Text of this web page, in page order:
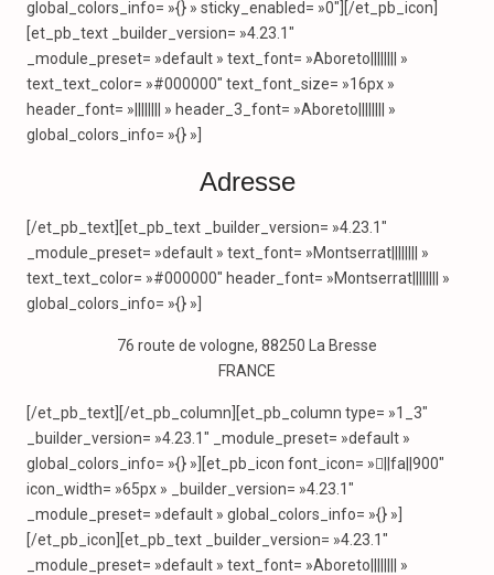
global_colors_info= »{} » sticky_enabled= »0″][/et_pb_icon]
[et_pb_text _builder_version= »4.23.1″
_module_preset= »default » text_font= »Aboreto|||||||| »
text_text_color= »#000000″ text_font_size= »16px »
header_font= »|||||||| » header_3_font= »Aboreto|||||||| »
global_colors_info= »{} »]
Adresse
[/et_pb_text][et_pb_text _builder_version= »4.23.1″
_module_preset= »default » text_font= »Montserrat|||||||| »
text_text_color= »#000000″ header_font= »Montserrat|||||||| »
global_colors_info= »{} »]
76 route de vologne, 88250 La Bresse
FRANCE
[/et_pb_text][/et_pb_column][et_pb_column type= »1_3″
_builder_version= »4.23.1″ _module_preset= »default »
global_colors_info= »{} »][et_pb_icon font_icon= »||fa||900″
icon_width= »65px » _builder_version= »4.23.1″
_module_preset= »default » global_colors_info= »{} »]
[/et_pb_icon][et_pb_text _builder_version= »4.23.1″
_module_preset= »default » text_font= »Aboreto|||||||| »